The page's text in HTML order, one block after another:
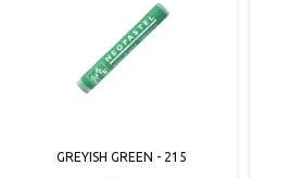
GREYISH GREEN - 215